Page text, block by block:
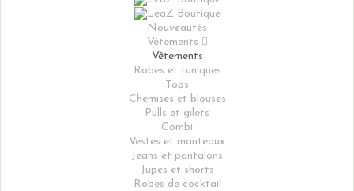
Nouveautés
Vêtements 
Vêtements
Robes et tuniques
Tops
Chemises et blouses
Pulls et gilets
Combi
Vestes et manteaux
Jeans et pantalons
Jupes et shorts
Robes de cocktail